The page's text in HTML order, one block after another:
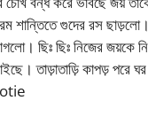
শান্তিতে গুদের রস
ছিঃ ছিঃ নিজের জয়কে
তাড়াতাড়ি কাপড় পরে